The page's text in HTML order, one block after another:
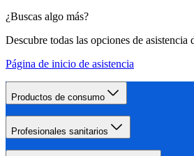
¿Buscas algo más?
Descubre todas las opciones de asistencia
Página de inicio de asistencia
Productos de consumo
Profesionales sanitarios